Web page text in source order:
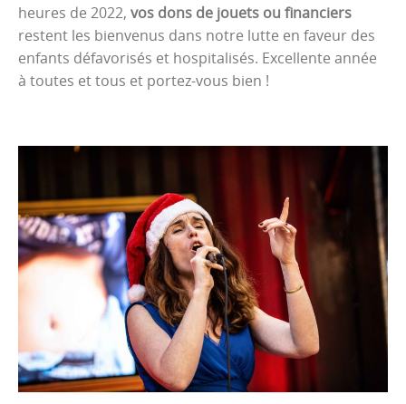
heures de 2022, vos dons de jouets ou financiers
restent les bienvenus dans notre lutte en faveur des
enfants défavorisés et hospitalisés. Excellente année
à toutes et tous et portez-vous bien !